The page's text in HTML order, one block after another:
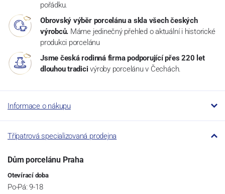
pořádku.
Obrovský výběr porcelánu a skla všech českých
výrobců. Máme jedinečný přehled o aktuální i historické
produkci porcelánu
Jsme česká rodinná firma podporující přes 220 let
dlouhou tradici výroby porcelánu v Čechách.
Informace o nákupu
Třípatrová specializovaná prodejna
Dům porcelánu Praha
Otevírací doba
Po-Pá: 9-18